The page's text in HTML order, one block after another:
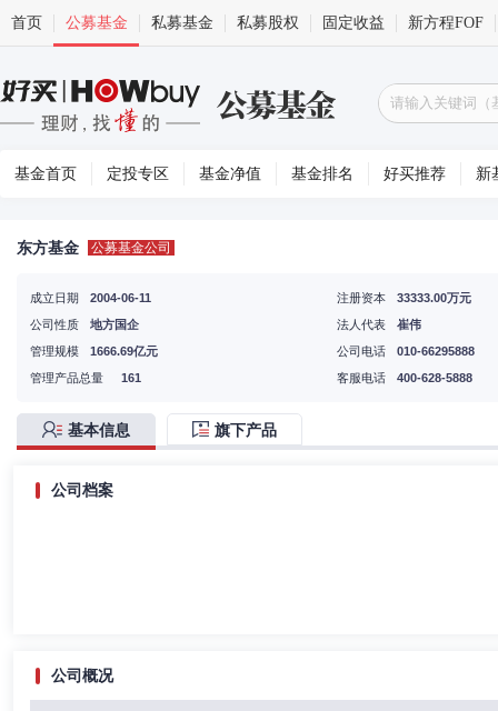
首页 公募基金 私募基金 私募股权 固定收益 新方程FOF
基金首页 定投专区 基金净值 基金排名 好买推荐 新
东方基金 公募基金公司
成立日期
2004-06-11
公司性质
地方国企
注册资本
33333.00万元
法人代表
崔伟
管理规模
1666.69亿元
管理产品总量
161
公司电话
010-66295888
客服电话
400-628-5888
基本信息 旗下产品
公司档案
公司概况